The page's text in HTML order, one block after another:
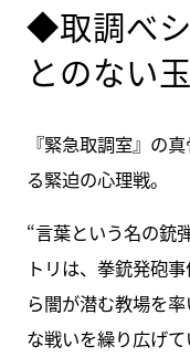
◆取調べ
とのない
『緊急取調室』の
る緊迫の心理戦。
“言葉という名の銃
トリは、拳銃発砲
ら闇が潜む教場を
な戦いを繰り広げて